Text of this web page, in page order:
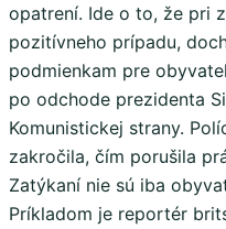
opatrení. Ide o to, že pri
pozitívneho prípadu,
podmienkam pre
po odchode prezidenta
Komunistickej strany.
zakročila, čím porušila
Zatýkaní nie sú iba
Príkladom je reportér